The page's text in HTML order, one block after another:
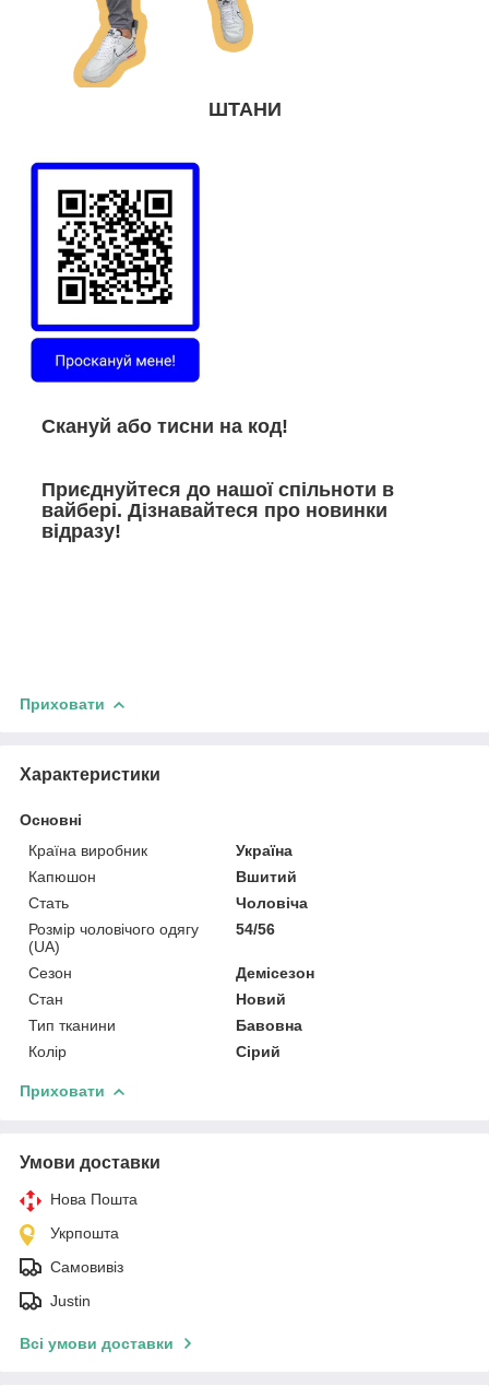
ШТАНИ
Скануй або тисни на код!
Приєднуйтеся до нашої спільноти в
вайбері. Дізнавайтеся про новинки
відразу!
Приховати
Характеристики
Основні
Країна виробник
Україна
Капюшон
Вшитий
Стать
Чоловіча
Розмір чоловічого одягу
(UA)
54/56
Сезон
Демісезон
Стан
Новий
Тип тканини
Бавовна
Колір
Сірий
Приховати
Умови доставки
Нова Пошта
Укрпошта
Самовивіз
Justin
Всі умови доставки